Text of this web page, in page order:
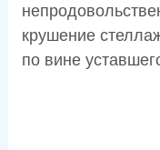
крушение
по вине